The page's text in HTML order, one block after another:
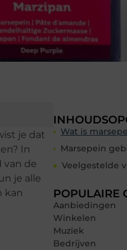
je dat
In
van de
je alle
kan
Veelgestelde
POPULAIRE
Aanbiedingen
Winkelen
Muziek
Bedrijven